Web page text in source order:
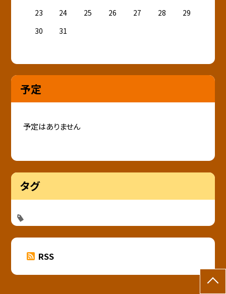
23
24 25 26 27 28
29
30
31
予定
予定はありません
タグ
RSS